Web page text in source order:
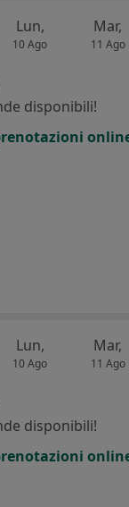
Lun,
10 Ago
Mar,
11 Ago
disponibili!
Lun,
10 Ago
Mar,
11 Ago
disponibili!